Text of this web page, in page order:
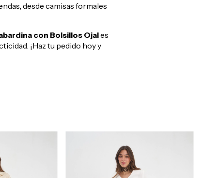
desde camisas formales
con Bolsillos Ojales
¡Haz tu pedido hoy y